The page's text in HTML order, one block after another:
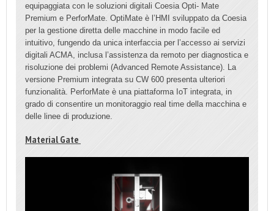
equipaggiata con le soluzioni digitali Coesia Opti- Mate
Premium e PerforMate. OptiMate è l’HMI sviluppato da Coesia
per la gestione diretta delle macchine in modo facile ed
intuitivo, fungendo da unica interfaccia per l’accesso ai servizi
digitali ACMA, inclusa l’assistenza da remoto per diagnostica e
risoluzione dei problemi (Advanced Remote Assistance). La
versione Premium integrata su CW 600 presenta ulteriori
funzionalità. PerforMate è una piattaforma IoT integrata, in
grado di consentire un monitoraggio real time della macchina e
delle linee di produzione.
Material Gate